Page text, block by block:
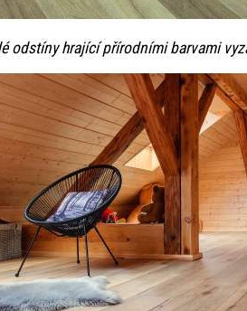
odstíny hrající přírodními barvami